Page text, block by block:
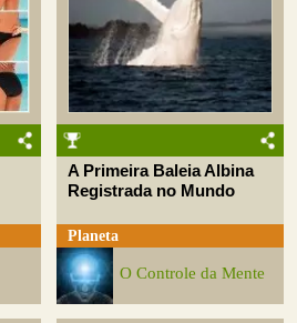
A Primeira Baleia Albina
Registrada no Mundo
Planeta
O Controle da Mente